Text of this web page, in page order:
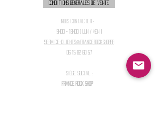
Conditions générales de vente
Nous contacter :
9h00 - 18H00 ( Lun / Ven )
Service-clients@francerockshop.fr
06 15 82 60 57
Siège Social :
FRANCE ROCK SHOP